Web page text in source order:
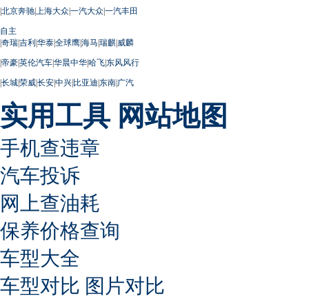
|北京奔驰| 上海大众|一汽大众|一汽丰田
自主
|奇瑞|吉利|华泰|全球鹰|海马|瑞麒|威麟
|帝豪|英伦汽车|华晨中华|哈飞|东风风行
|长城|荣威|长安|中兴|比亚迪|东南|广汽
实用工具 网站地图
手机查违章
汽车投诉
网上查油耗
保养价格查询
车型大全
车型对比 图片对比